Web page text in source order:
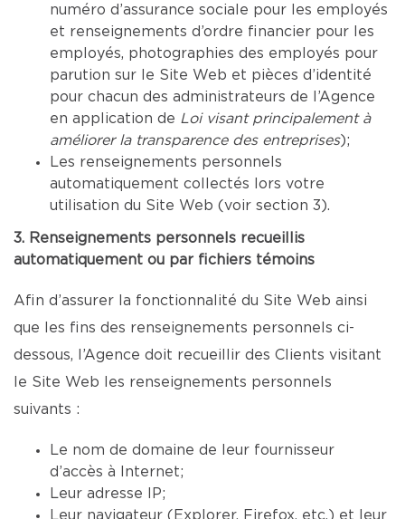
numéro d’assurance sociale pour les employés
et renseignements d’ordre financier pour les
employés, photographies des employés pour
parution sur le Site Web et pièces d’identité
pour chacun des administrateurs de l’Agence
en application de Loi visant principalement à
améliorer la transparence des entreprises);
Les renseignements personnels
automatiquement collectés lors votre
utilisation du Site Web (voir section 3).
3. Renseignements personnels recueillis
automatiquement ou par fichiers témoins
Afin d’assurer la fonctionnalité du Site Web ainsi
que les fins des renseignements personnels ci-
dessous, l’Agence doit recueillir des Clients visitant
le Site Web les renseignements personnels
suivants :
Le nom de domaine de leur fournisseur
d’accès à Internet;
Leur adresse IP;
Leur navigateur (Explorer, Firefox, etc.) et leur